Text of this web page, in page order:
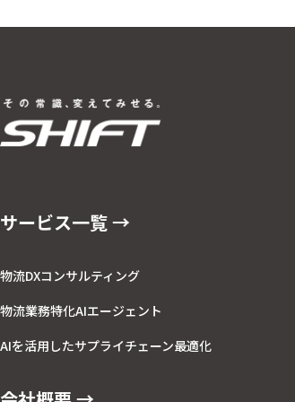
サービス一覧 →
物流DXコンサルティング
物流業務特化AIエージェント
AIを活用したサプライチェーン最適化